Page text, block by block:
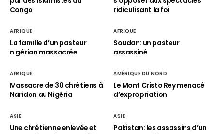
Congo
ridiculisant la foi
AFRIQUE
La famille d’un pasteur
nigérian massacrée
AFRIQUE
Soudan: un pasteur
assassiné
AFRIQUE
Massacre de 30 chrétiens à
Naridon au Nigéria
AMÉRIQUE DU NORD
Le Mont Cristo Rey menacé
d’expropriation
ASIE
Une chrétienne enlevée et
ASIE
Pakistan: les assassins d’un